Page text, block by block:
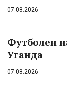
07.08.2026
Футболен
Уганда
07.08.2026